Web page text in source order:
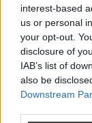
interest-based
us or personal
your opt-out.
disclosure of
IAB’s list of
also be
Downstream
Ojoj ojjj jacy oni